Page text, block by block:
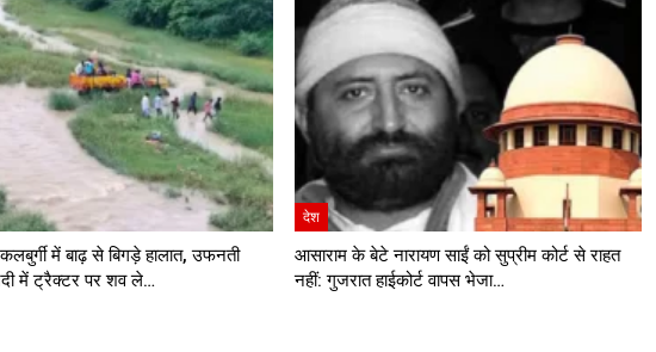
में बाढ़ से बिगड़े हालात, उफनती
में ट्रैक्टर पर शव ले…
देश
आसाराम के बेटे नारायण साईं को सुप्रीम कोर्ट से राहत
नहीं: गुजरात हाईकोर्ट वापस भेजा…